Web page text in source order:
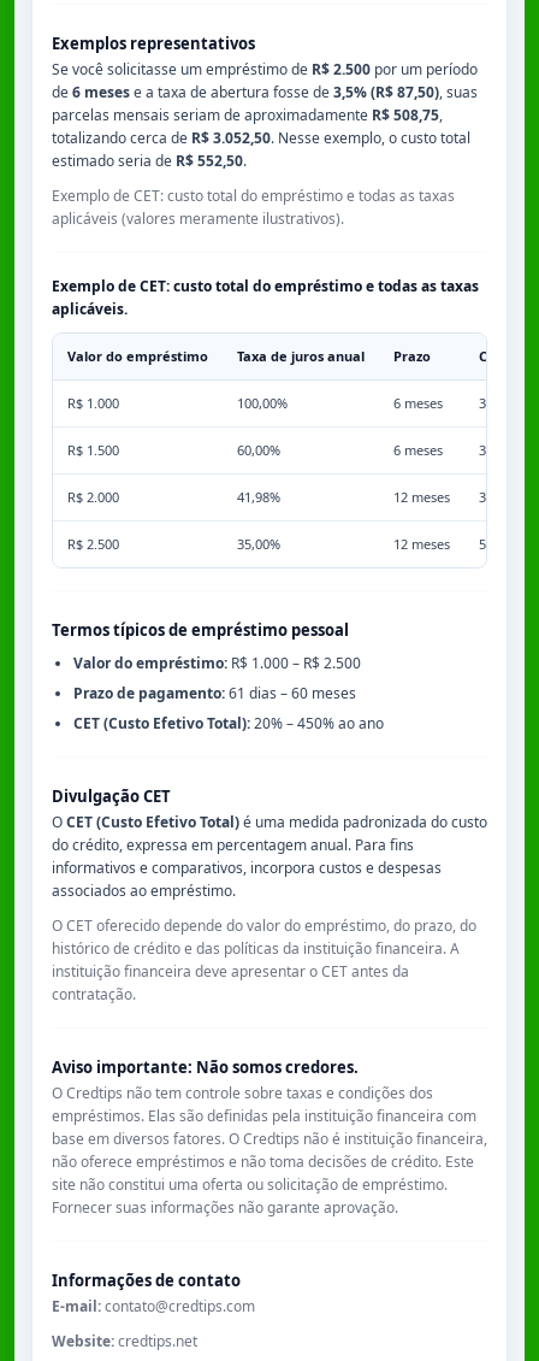
Exemplos representativos
Se você solicitasse um empréstimo de R$ 2.500 por um período
de6 mesese a taxa de abertura fosse de3,5% (R$ 87,50), suas
parcelas mensais seriam de aproximadamente R$ 508,75,
totalizando cerca de R$ 3.052,50. Nesse exemplo, o custo total
estimado seria de R$ 552,50.
Exemplo de CET: custo total do empréstimo e todas as taxas
aplicáveis (valores meramente ilustrativos).
Exemplo de CET: custo total do empréstimo e todas as taxas
aplicáveis.
Valor do empréstimo Taxa de juros anual Prazo
R$ 1.000 100,00% 6 meses 3,50%
R$ 1.500 60,00% 6 meses 3,50%
R$ 2.000 41,98% 12 meses 3,50%
R$ 2.500 35,00% 12 meses 5,00%
Termos típicos de empréstimo pessoal
Valor do empréstimo: R$ 1.000 – R$ 2.500
Prazo de pagamento:61 dias – 60 meses
CET (Custo Efetivo Total):20% – 450% ao ano
Divulgação CET
OCET (Custo Efetivo Total)é uma medida padronizada do custo
do crédito, expressa em percentagem anual. Para fins
informativos e comparativos, incorpora custos e despesas
associados ao empréstimo.
O CET oferecido depende do valor do empréstimo, do prazo, do
histórico de crédito e das políticas da instituição financeira. A
instituição financeira deve apresentar o CET antes da
contratação.
Aviso importante: Não somos credores.
O Credtips não tem controle sobre taxas e condições dos
empréstimos. Elas são definidas pela instituição financeira com
base em diversos fatores. O Credtips não é instituição financeira,
não oferece empréstimos e não toma decisões de crédito. Este
site não constitui uma oferta ou solicitação de empréstimo.
Fornecer suas informações não garante aprovação.
Informações de contato
E-mail:contato@credtips.com
Website:credtips.net